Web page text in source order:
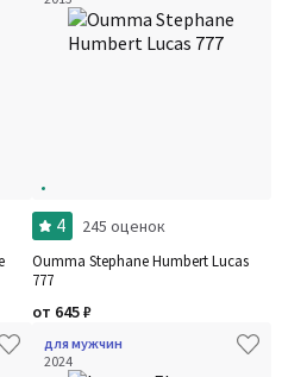
4 245 оценок
Oumma Stephane Humbert Lucas
777
от 645₽
для мужчин
2024